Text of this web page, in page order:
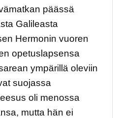
päässä
Galileasta
Hermonin vuoren
opetuslapsensa
ympärillä oleviin
suojassa
oli menossa
mutta hän ei